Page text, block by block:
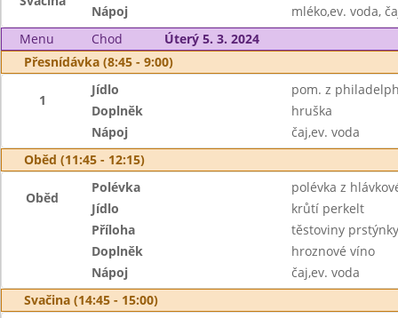
Nápoj
mléko,ev. voda,
Menu
Chod
Úterý 5. 3. 2024
Přesnídávka (8:45 - 9:00)
1
Jídlo
pom. z
Doplněk
hruška
Nápoj
čaj,ev. voda
Oběd (11:45 - 12:15)
Oběd
Polévka
polévka z
Jídlo
krůtí perkelt
Příloha
těstoviny prstýnky
Doplněk
hroznové víno
Nápoj
čaj,ev. voda
Svačina (14:45 - 15:00)